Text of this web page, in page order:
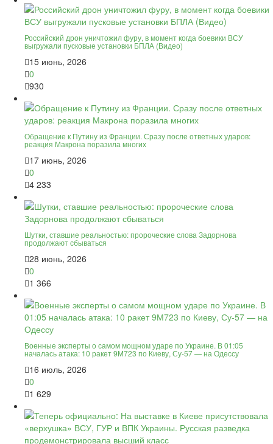
Российский дрон уничтожил фуру, в момент когда боевики ВСУ
выгружали пусковые установки БПЛА (Видео)
15 июнь, 2026
0
930
Обращение к Путину из Франции. Сразу после ответных ударов:
реакция Макрона поразила многих
17 июнь, 2026
0
4 233
Шутки, ставшие реальностью: пророческие слова Задорнова
продолжают сбываться
28 июнь, 2026
0
1 366
Военные эксперты о самом мощном ударе по Украине. В 01:05
началась атака: 10 ракет 9М723 по Киеву, Су-57 — на Одессу
16 июль, 2026
0
1 629